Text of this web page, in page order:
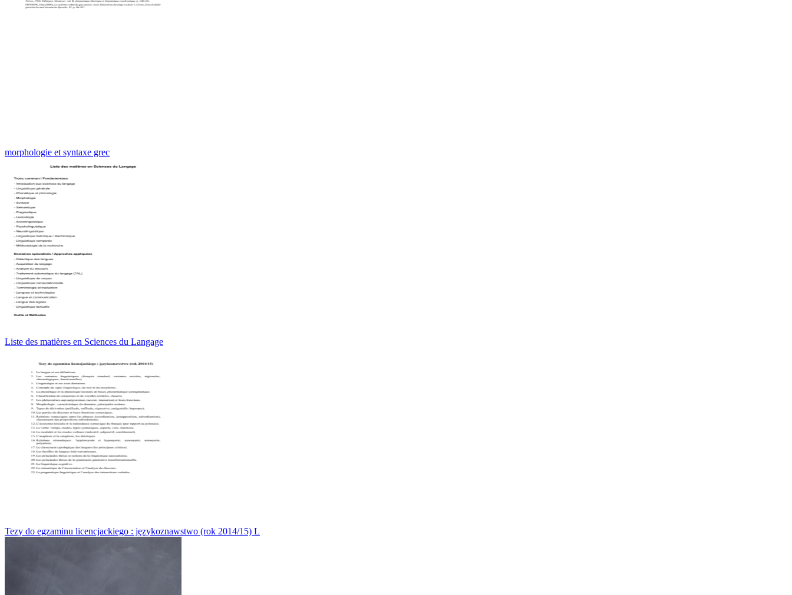
morphologie et syntaxe grec
Liste des matières en Sciences du Langage
Tezy do egzaminu licencjackiego : językoznawstwo (rok 2014/15) L